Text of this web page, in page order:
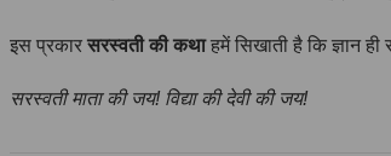
इस प्रकार सरस्वती की कथाहमें सिखाती है कि ज्ञान
सरस्वती माता की जय! विद्या की देवी की जय!